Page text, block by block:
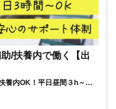
/扶養内で働く【出
養内OK！平日昼間３h～。